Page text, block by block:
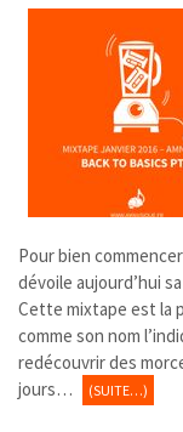
Pour bien commencer
dévoile aujourd’hui
Cette mixtape est la
comme son nom
redécouvrir des
jours…
(SUITE…)